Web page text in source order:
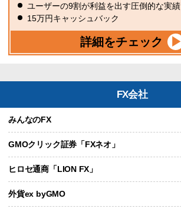
ユーザーの9割が利益を出す圧倒的な実績
15万円キャッシュバック
詳細をチェック
FX会社
みんなのFX
GMOクリック証券「FXネオ」
ヒロセ通商「LION FX」
外貨ex byGMO